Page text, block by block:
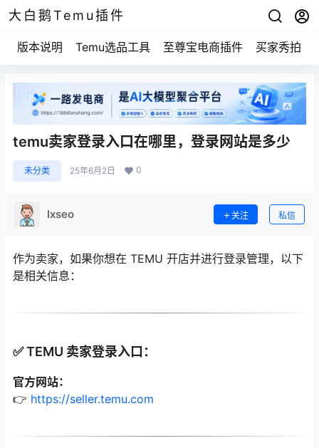
大白鹅Temu插件
版本说明 Temu选品工具 至尊宝电商插件 买家秀拍摄
temu卖家登录入口在哪里，登录网站是多少
未分类 25年6月2日 0
lxseo 关注 私信
作为卖家，如果你想在 TEMU 开店并进行登录管理，以下
是相关信息：
✅ TEMU 卖家登录入口：
官方网站：
👉 https://seller.temu.com